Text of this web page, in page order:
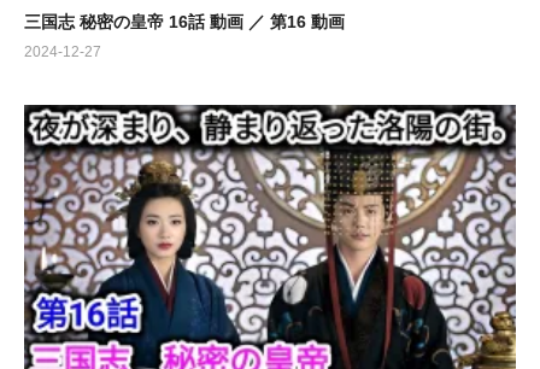
三国志 秘密の皇帝 16話 動画 ／ 第16 動画
2024-12-27